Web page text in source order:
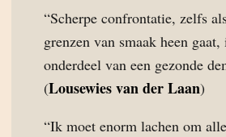
“Scherpe confrontatie, zelfs
grenzen van smaak heen gaat,
onderdeel van een gezonde
(Lousewies van der Laan)
“Ik moet enorm lachen om